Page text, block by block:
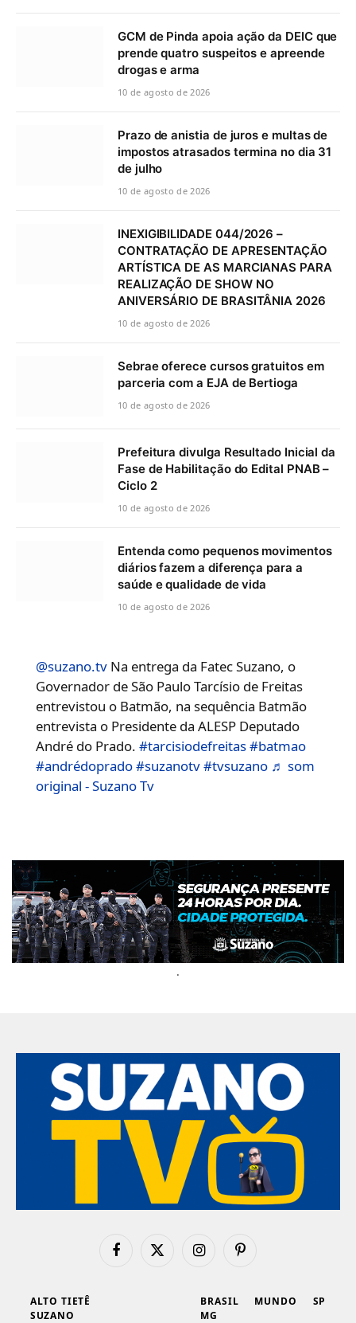
GCM de Pinda apoia ação da DEIC que
prende quatro suspeitos e apreende
drogas e arma
10 de agosto de 2026
Prazo de anistia de juros e multas de
impostos atrasados termina no dia 31
de julho
10 de agosto de 2026
INEXIGIBILIDADE 044/2026 –
CONTRATAÇÃO DE APRESENTAÇÃO
ARTÍSTICA DE AS MARCIANAS PARA
REALIZAÇÃO DE SHOW NO
ANIVERSÁRIO DE BRASITÂNIA 2026
10 de agosto de 2026
Sebrae oferece cursos gratuitos em
parceria com a EJA de Bertioga
10 de agosto de 2026
Prefeitura divulga Resultado Inicial da
Fase de Habilitação do Edital PNAB –
Ciclo 2
10 de agosto de 2026
Entenda como pequenos movimentos
diários fazem a diferença para a
saúde e qualidade de vida
10 de agosto de 2026
@suzano.tv Na entrega da Fatec Suzano, o
Governador de São Paulo Tarcísio de Freitas
entrevistou o Batmão, na sequência Batmão
entrevista o Presidente da ALESP Deputado
André do Prado.#tarcisiodefreitas#batmao
#andrédoprado#suzanotv#tvsuzano ♬ som
original - Suzano Tv
.
FacebookX
InstagramPinterest
ALTO TIETÊ
SUZANO
BRASIL
MG
MUNDO SP